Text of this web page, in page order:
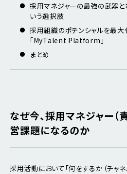
採用マネジャーの最強の武器と
いう選択肢
採用組織のポテンシャルを最大
「MyTalent Platform」
まとめ
なぜ今、採用マネジャー（
営課題になるのか
採用活動において「何をするか（チャネ